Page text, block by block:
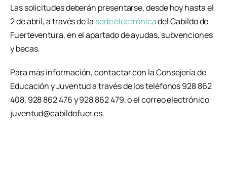
Las solicitudes deberán presentarse, desde hoy hasta el
2 de abril, a través de la sede electrónicadel Cabildo de
Fuerteventura, en el apartado de ayudas, subvenciones
y becas.
Para más información, contactar con la Consejería de
Educación y Juventud a través de los teléfonos 928 862
408, 928 862 476 y 928 862 479, o el correo electrónico
juventud@cabildofuer.es.